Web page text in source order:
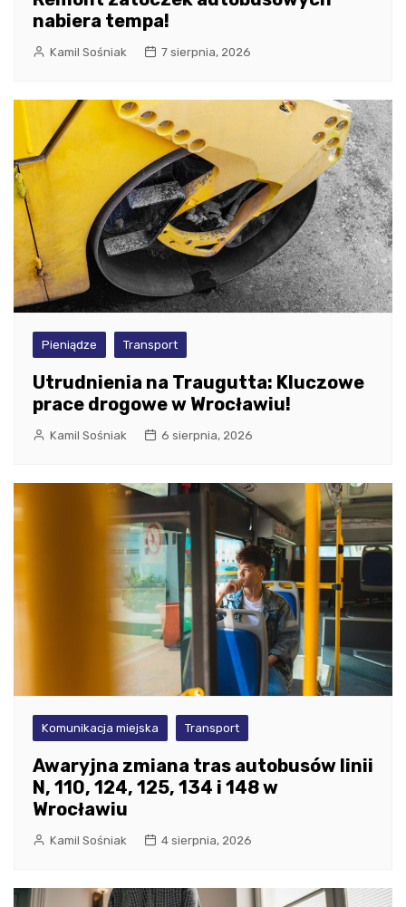
nabiera tempa!
Kamil Sośniak 7 sierpnia, 2026
Pieniądze Transport
Utrudnienia na Traugutta: Kluczowe
prace drogowe w Wrocławiu!
Kamil Sośniak 6 sierpnia, 2026
Komunikacja miejska Transport
Awaryjna zmiana tras autobusów linii
N, 110, 124, 125, 134 i 148 w
Wrocławiu
Kamil Sośniak 4 sierpnia, 2026